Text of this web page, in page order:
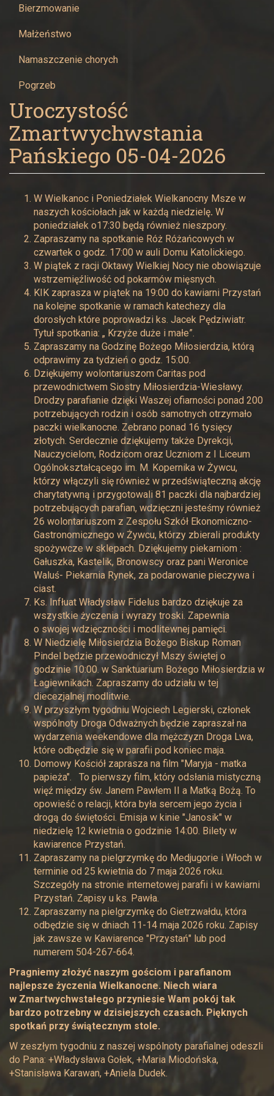
Maryi
Panny
w
Żywcu
Bierzmowanie
Małżeństwo
Namaszczenie chorych
Pogrzeb
Uroczystość
Zmartwychwstania
Pańskiego 05-04-2026
W Wielkanoc i Poniedziałek Wielkanocny Msze w
naszych kościołach jak w każdą niedzielę. W
poniedziałek o17:30 będą również nieszpory.
Zapraszamy na spotkanie Róż Różańcowych w
czwartek o godz. 17:00 w auli Domu Katolickiego.
W piątek z racji Oktawy Wielkiej Nocy nie obowiązuje
wstrzemięźliwość od pokarmów mięsnych.
KIK zaprasza w piątek na 19:00 do kawiarni Przystań
na kolejne spotkanie w ramach katechezy dla
dorosłych które poprowadzi ks. Jacek Pędziwiatr.
Tytuł spotkania: „ Krzyże duże i małe”.
Zapraszamy na Godzinę Bożego Miłosierdzia, którą
odprawimy za tydzień o godz. 15:00.
Dziękujemy wolontariuszom Caritas pod
przewodnictwem Siostry Miłosierdzia-Wiesławy.
Drodzy parafianie dzięki Waszej ofiarności ponad 200
potrzebujących rodzin i osób samotnych otrzymało
paczki wielkanocne. Zebrano ponad 16 tysięcy
złotych. Serdecznie dziękujemy także Dyrekcji,
Nauczycielom, Rodzicom oraz Uczniom z I Liceum
Ogólnokształcącego im. M. Kopernika w Żywcu,
którzy włączyli się również w przedświąteczną akcję
charytatywną i przygotowali 81 paczki dla najbardziej
potrzebujących parafian, wdzięczni jesteśmy również
26 wolontariuszom z Zespołu Szkół Ekonomiczno-
Gastronomicznego w Żywcu, którzy zbierali produkty
spożywcze w sklepach. Dziękujemy piekarniom :
Gałuszka, Kastelik, Bronowscy oraz pani Weronice
Waluś- Piekarnia Rynek, za podarowanie pieczywa i
ciast.
Ks. Infłuat Władysław Fidelus bardzo dziękuje za
wszystkie życzenia i wyrazy troski. Zapewnia
o swojej wdzięczności i modlitewnej pamięci.
W Niedzielę Miłosierdzia Bożego Biskup Roman
Pindel będzie przewodniczył Mszy świętej o
godzinie 10:00. w Sanktuarium Bożego Miłosierdzia w
Łagiewnikach. Zapraszamy do udziału w tej
diecezjalnej modlitwie.
W przyszłym tygodniu Wojciech Legierski, członek
wspólnoty Droga Odważnych będzie zapraszał na
wydarzenia weekendowe dla mężczyzn Droga Lwa,
które odbędzie się w parafii pod koniec maja.
Domowy Kościół zaprasza na film "Maryja - matka
papieża". To pierwszy film, który odsłania mistyczną
więź między św. Janem Pawłem II a Matką Bożą. To
opowieść o relacji, która była sercem jego życia i
drogą do świętości. Emisja w kinie "Janosik" w
niedzielę 12 kwietnia o godzinie 14:00. Bilety w
kawiarence Przystań.
Zapraszamy na pielgrzymkę do Medjugorie i Włoch w
terminie od 25 kwietnia do 7 maja 2026 roku.
Szczegóły na stronie internetowej parafii i w kawiarni
Przystań. Zapisy u ks. Pawła.
Zapraszamy na pielgrzymkę do Gietrzwałdu, która
odbędzie się w dniach 11-14 maja 2026 roku. Zapisy
jak zawsze w Kawiarence "Przystań" lub pod
numerem 504-267-664.
Pragniemy złożyć naszym gościom i parafianom
najlepsze życzenia Wielkanocne. Niech wiara
w Zmartwychwstałego przyniesie Wam pokój tak
bardzo potrzebny w dzisiejszych czasach. Pięknych
spotkań przy świątecznym stole.
W zeszłym tygodniu z naszej wspólnoty parafialnej odeszli
do Pana: +Władysława Gołek, +Maria Miodońska,
+Stanisława Karawan, +Aniela Dudek.